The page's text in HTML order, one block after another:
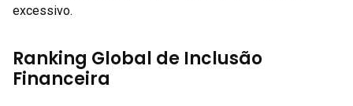
excessivo.
Ranking Global de Inclusão
Financeira